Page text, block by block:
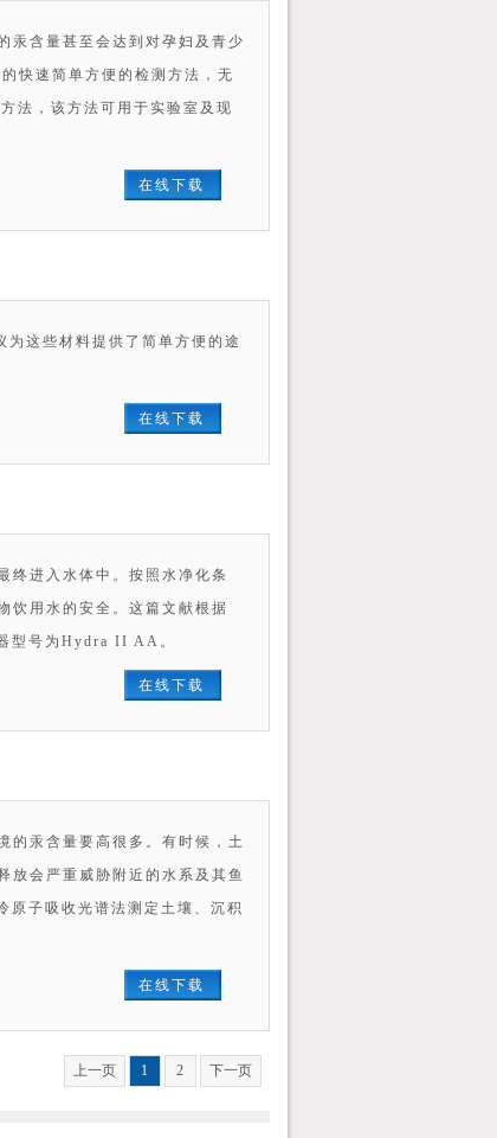
汞含量甚至会达到对孕妇及青少
快速简单方便的检测方法，无
法，该方法可用于实验室及现
在线下载
这些材料提供了简单方便的途
在线下载
终进入水体中。按照水净化条
饮用水的安全。这篇文献根据
型号为Hydra II AA。
在线下载
的汞含量要高很多。有时候，土
放会严重威胁附近的水系及其鱼
原子吸收光谱法测定土壤、沉积
在线下载
上一页 1 2 下一页